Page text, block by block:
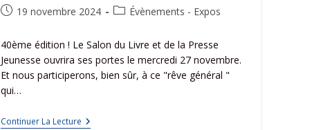
19 novembre 2024 Évènements - Expos
40ème édition ! Le Salon du Livre et de la Presse
Jeunesse ouvrira ses portes le mercredi 27 novembre.
Et nous participerons, bien sûr, à ce "rêve général "
qui…
Continuer La Lecture